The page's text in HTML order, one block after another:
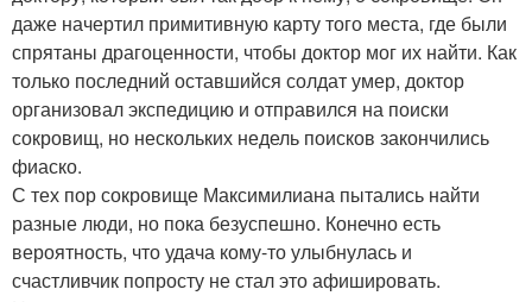
даже начертил примитивную карту того места, где были
спрятаны драгоценности, чтобы доктор мог их найти. Как
только последний оставшийся солдат умер, доктор
организовал экспедицию и отправился на поиски
сокровищ, но нескольких недель поисков закончились
фиаско.
С тех пор сокровище Максимилиана пытались найти
разные люди, но пока безуспешно. Конечно есть
вероятность, что удача кому-то улыбнулась и
счастливчик попросту не стал это афишировать.